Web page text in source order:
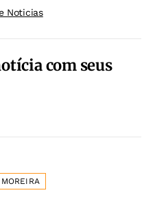
Noticias
com seus